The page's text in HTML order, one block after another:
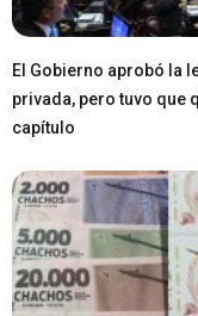
El Gobierno aprobó la
privada, pero tuvo que
capítulo